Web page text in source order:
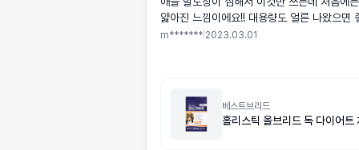
얇아진 느낌이에요!! 대용량도 얼른 나왔
m******* 2023.03.01
베스트브리드
홀리스틱 올브리드 독 다이어